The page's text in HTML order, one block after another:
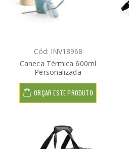
Cód: INV18968
Caneca Térmica 600ml
Personalizada
ORÇAR ESTE PRODUTO